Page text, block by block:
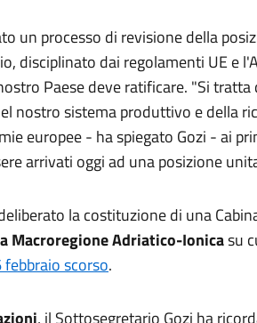
un processo di revisione della
disciplinato dai regolamenti UE e
Paese deve ratificare. "Si
nostro sistema produttivo e della
europee - ha spiegato Gozi - ai
arrivati oggi ad una posizione
la costituzione di una
Macroregione Adriatico-Ionicasu
febbraio scorso.
, il Sottosegretario Gozi ha